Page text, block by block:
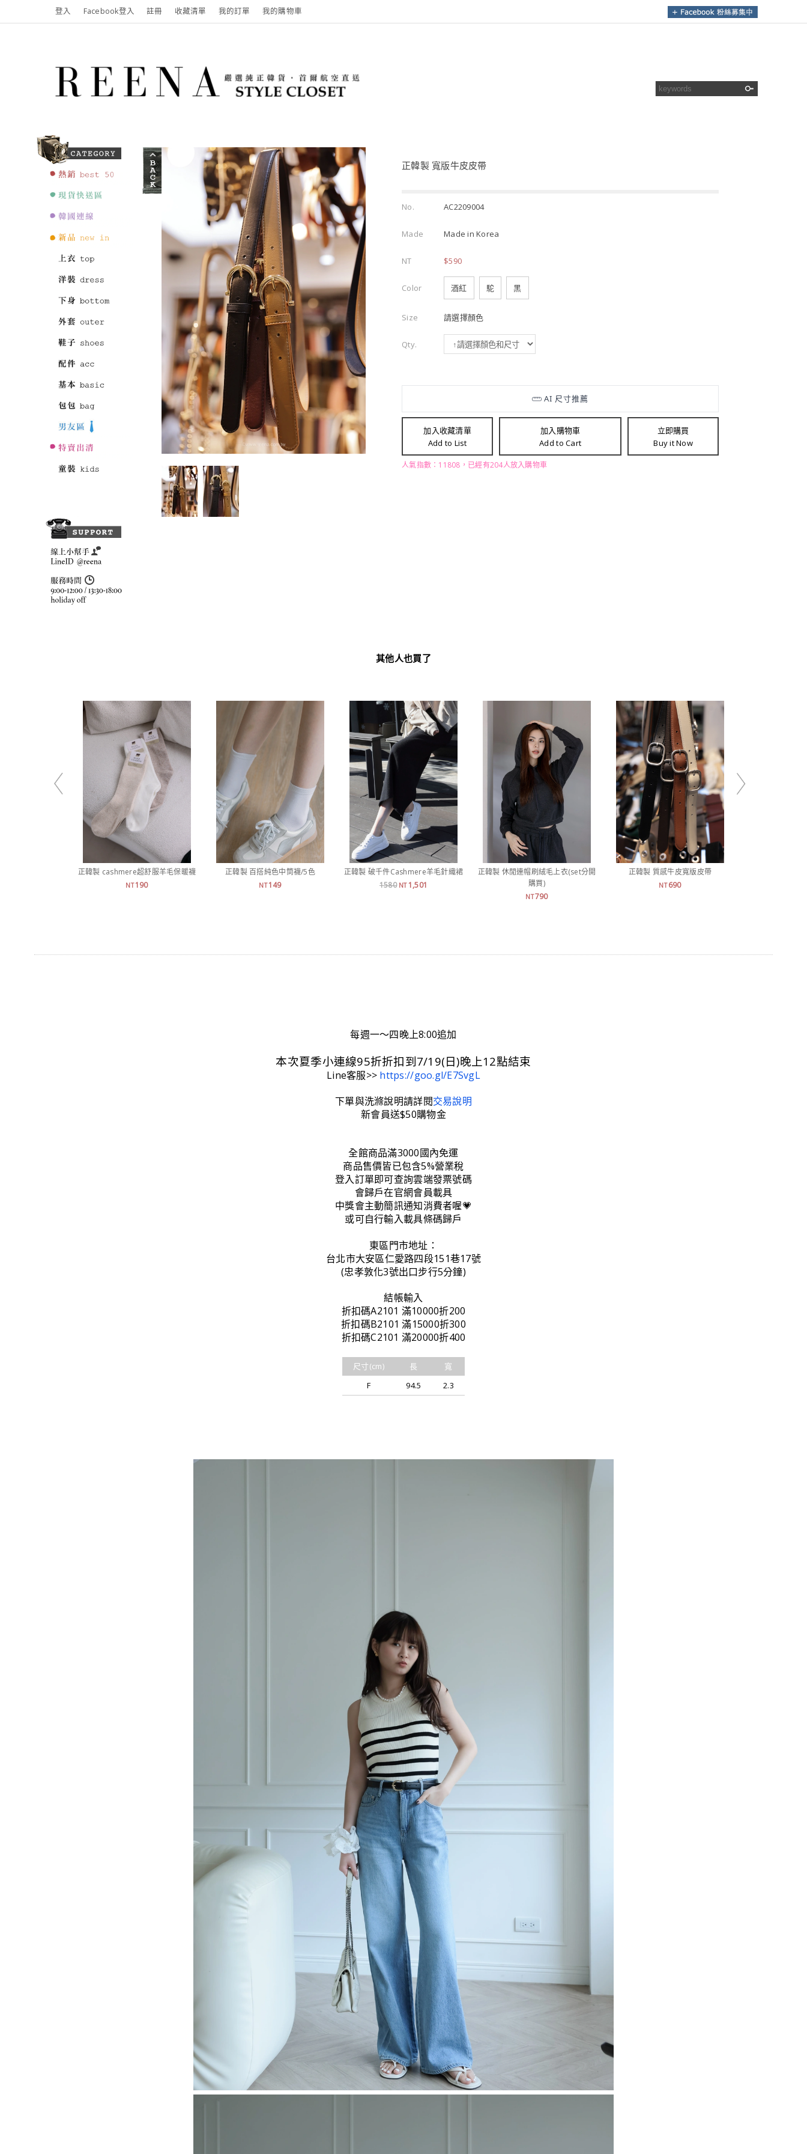
登入 Facebook登入 註冊 收藏清單 我的訂單 我的購物車
正韓製 寬版牛皮皮帶
No. AC2209004
Made Made in Korea
NT $590
Color 酒紅 駝 黑
Size 請選擇顏色
Qty.
加入收藏清單
Add to List
加入購物車
Add to Cart
立即購買
Buy it Now
人氣指數：11808，已經有204人放入購物車
其他人也買了
正韓製 cashmere超舒服羊毛保暖襪
NT190
正韓製 百搭純色中筒襪/5色
NT149
正韓製 破千件Cashmere羊毛針織裙
1580 NT1,501
正韓製 休閒連帽刷絨毛上衣(set分開
購買)
NT790
正韓製 質感牛皮寬版皮帶
NT 690
每週一～四晚上8:00追加
本次夏季小連線95折折扣到7/19(日)晚上12點結束
Line客服>> https://goo.gl/E7SvgL
下單與洗滌說明請詳閱交易說明
新會員送$50購物金
全館商品滿3000國內免運
商品售價皆已包含5%營業稅
登入訂單即可查詢雲端發票號碼
會歸戶在官網會員載具
中獎會主動簡訊通知消費者喔💗
或可自行輸入載具條碼歸戶
東區門市地址：
台北市大安區仁愛路四段151巷17號
(忠孝敦化3號出口步行5分鐘)
結帳輸入
折扣碼A2101 滿10000折200
折扣碼B2101 滿15000折300
折扣碼C2101 滿20000折400
尺寸(cm) 長
寬
F
94.5 2.3